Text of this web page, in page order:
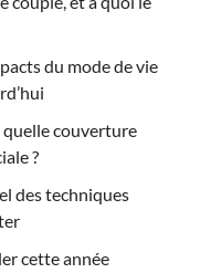
du mode de vie
quelle couverture
?
des techniques
cette année